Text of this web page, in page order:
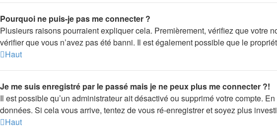
Pourquoi ne puis-je pas me connecter ?
Plusieurs raisons pourraient expliquer cela. Premièrement, vérifiez que votre
vérifier que vous n’avez pas été banni. Il est également possible que le
Haut
Je me suis enregistré par le passé mais je ne peux plus me connecter ?!
Il est possible qu’un administrateur ait désactivé ou supprimé votre compte.
données. Si cela vous arrive, tentez de vous ré-enregistrer et soyez plus
Haut